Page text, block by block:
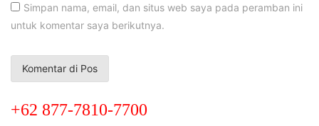
Simpan nama, email, dan situs web saya pada peramban ini
untuk komentar saya berikutnya.
+62 877-7810-7700